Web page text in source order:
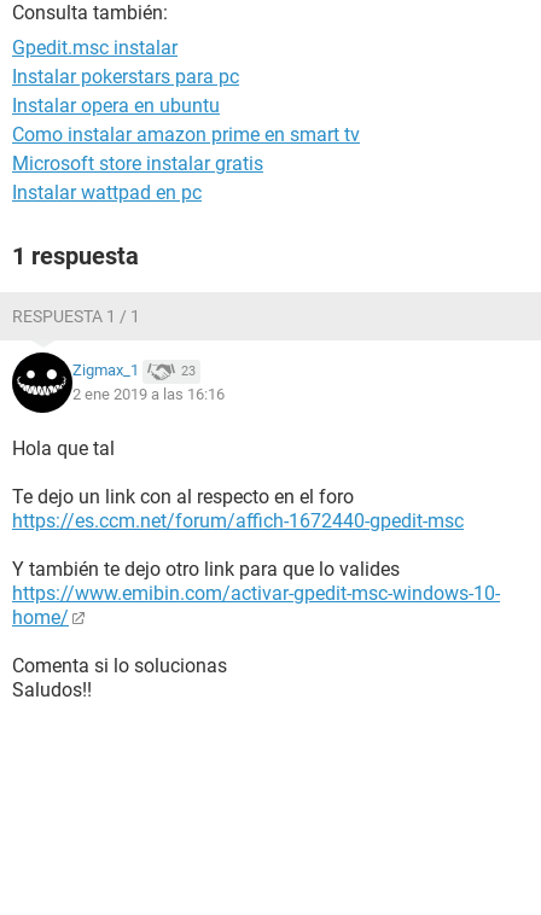
Consulta también:
Gpedit.msc instalar
Instalar pokerstars para pc
Instalar opera en ubuntu
Como instalar amazon prime en smart tv
Microsoft store instalar gratis
Instalar wattpad en pc
1 respuesta
RESPUESTA 1 / 1
Zigmax_1 23
2 ene 2019 a las 16:16
Hola que tal
Te dejo un link con al respecto en el foro
https://es.ccm.net/forum/affich-1672440-gpedit-msc
Y también te dejo otro link para que lo valides
https://www.emibin.com/activar-gpedit-msc-windows-10-
home/
Comenta si lo solucionas
Saludos!!